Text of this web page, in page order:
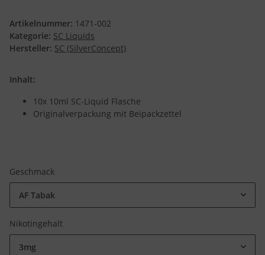
Artikelnummer: 1471-002
Kategorie: SC Liquids
Hersteller: SC (SilverConcept)
Inhalt:
10x 10ml SC-Liquid Flasche
Originalverpackung mit Beipackzettel
Geschmack
AF Tabak
Nikotingehalt
3mg